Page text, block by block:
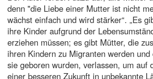
denn "die Liebe einer Mutter ist nicht
wächst einfach und wird stärker“. „Es
ihre Kinder aufgrund der
erziehen müssen; es gibt Mütter, die
ihren Kindern zu Migranten werden
sie geboren wurden, verlassen, um auf
einer besseren Zukunft in unbekannte